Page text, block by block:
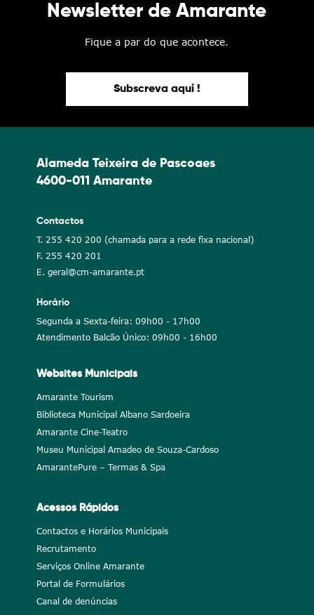
Newsletter de Amarante
Fique a par do que acontece.
Subscreva aqui !
Alameda Teixeira de Pascoaes
4600-011 Amarante
Contactos
T. 255 420 200 (chamada para a rede fixa nacional)
F. 255 420 201
E. geral@cm-amarante.pt
Horário
Segunda a Sexta-feira: 09h00 - 17h00
Atendimento Balcão Único: 09h00 - 16h00
Websites Municipais
Amarante Tourism
Biblioteca Municipal Albano Sardoeira
Amarante Cine-Teatro
Museu Municipal Amadeo de Souza-Cardoso
AmarantePure – Termas & Spa
Acessos Rápidos
Contactos e Horários Municipais
Recrutamento
Serviços Online Amarante
Portal de Formulários
Canal de denúncias